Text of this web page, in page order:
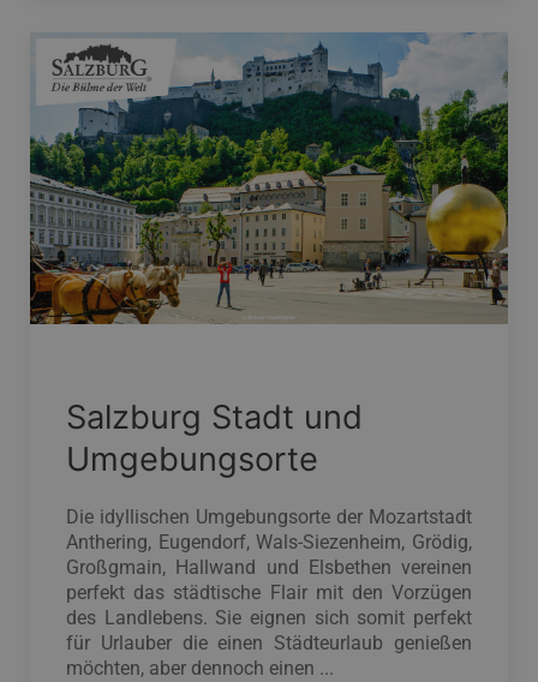
Salzburg Stadt und
Umgebungsorte
Die idyllischen Umgebungsorte der Mozartstadt
Anthering, Eugendorf, Wals-Siezenheim, Grödig,
Großgmain, Hallwand und Elsbethen vereinen
perfekt das städtische Flair mit den Vorzügen
des Landlebens. Sie eignen sich somit perfekt
für Urlauber die einen Städteurlaub genießen
möchten, aber dennoch einen ...